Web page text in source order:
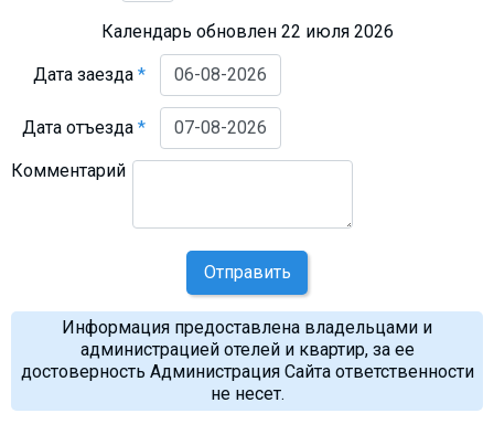
Календарь обновлен 22 июля 2026
Дата заезда*
Дата отъезда*
Комментарий
Отправить
Информация предоставлена владельцами и
администрацией отелей и квартир, за ее
достоверность Администрация Сайта ответственности
не несет.